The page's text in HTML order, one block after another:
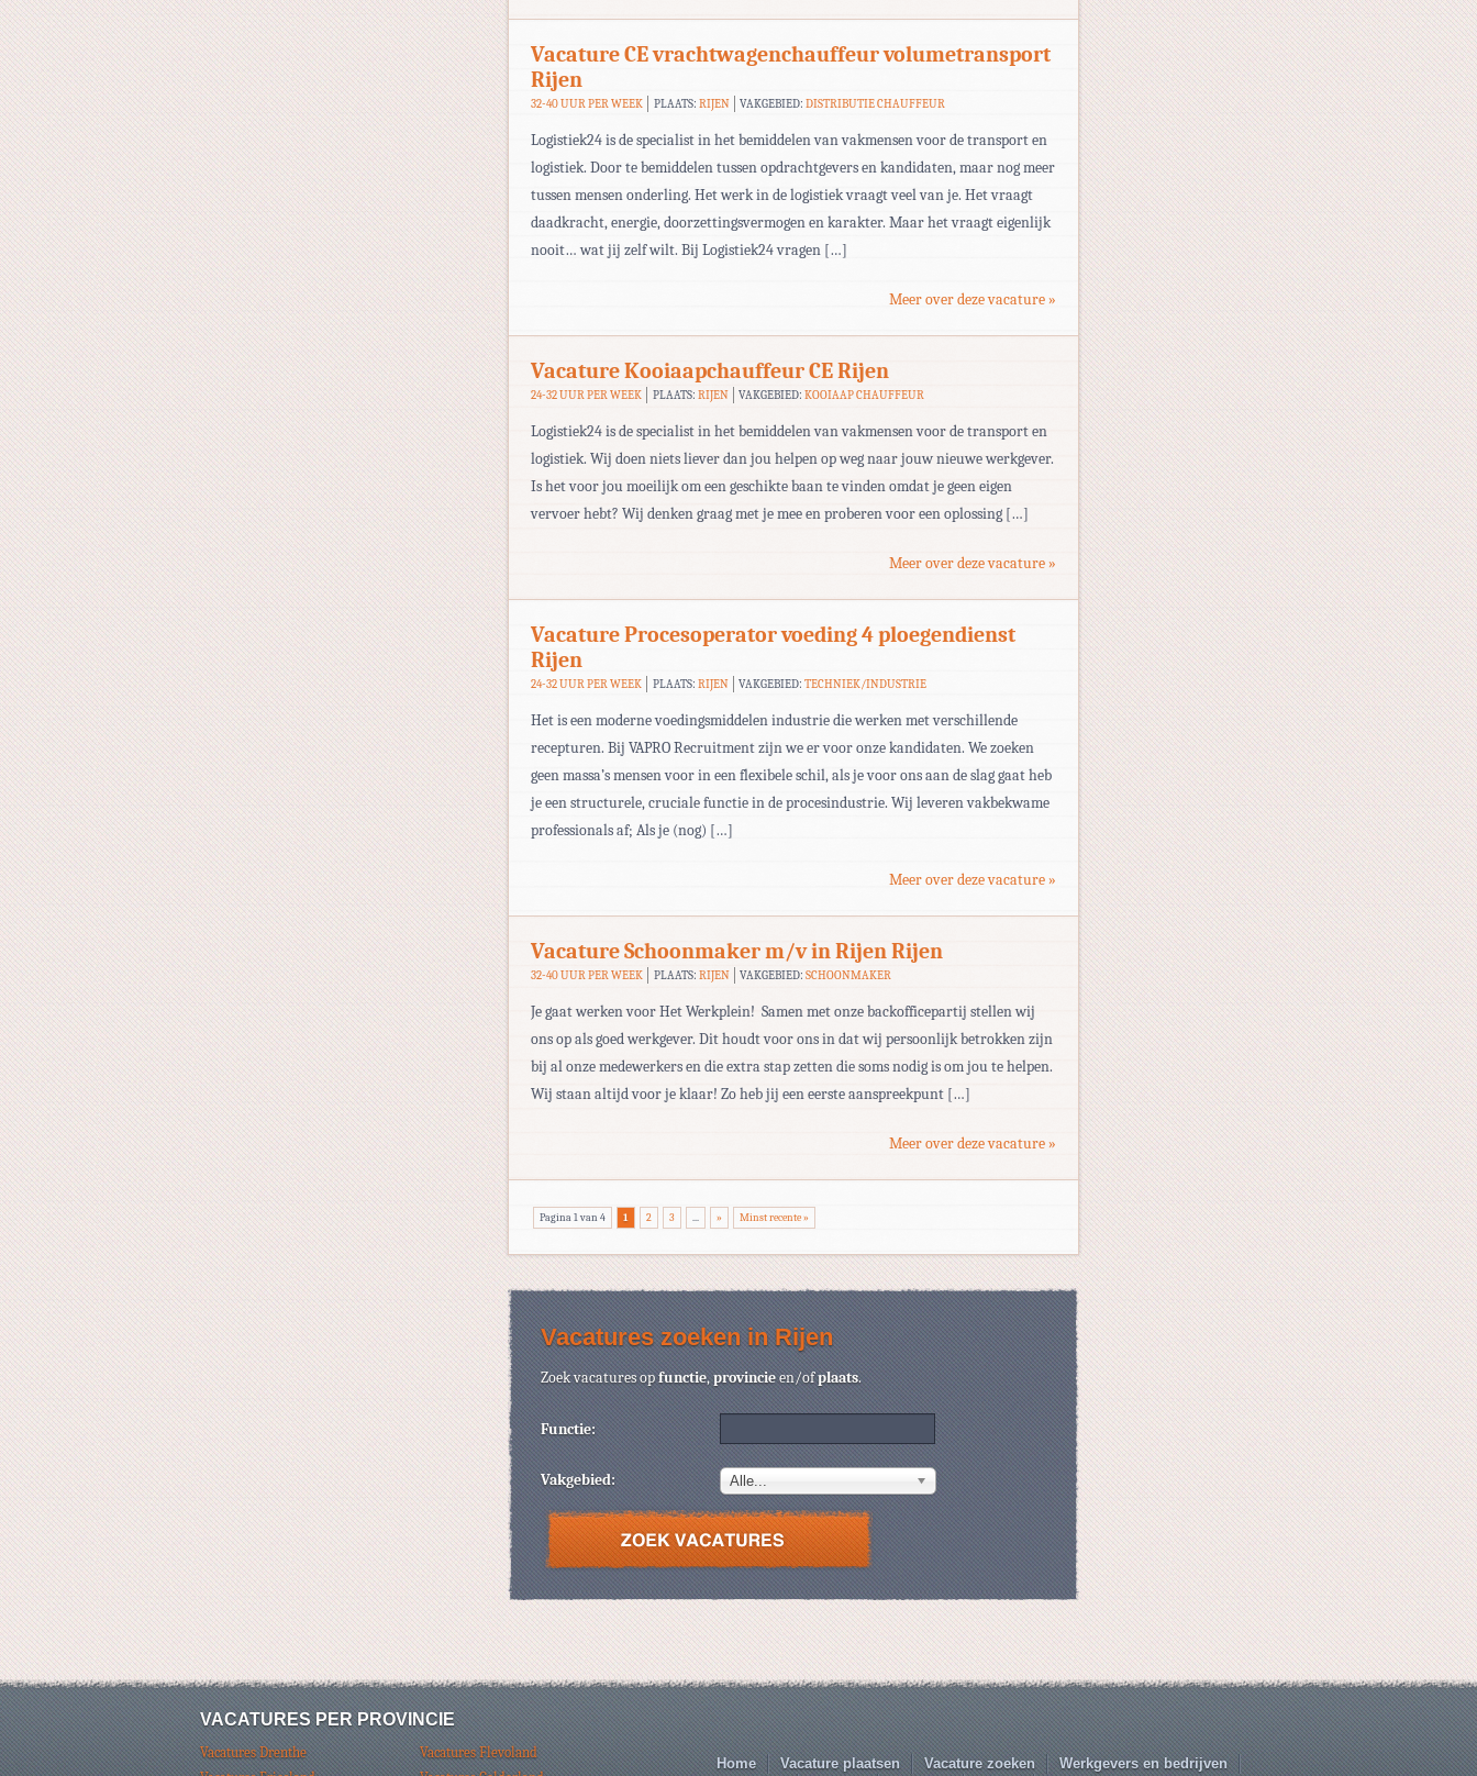
Vacature CE vrachtwagenchauffeur volumetransport
Rijen
32-40 UUR PER WEEK PLAATS: RIJEN VAKGEBIED:DISTRIBUTIE CHAUFFEUR
Logistiek24 is de specialist in het bemiddelen van vakmensen voor de transport en
logistiek. Door te bemiddelen tussen opdrachtgevers en kandidaten, maar nog meer
tussen mensen onderling. Het werk in de logistiek vraagt veel van je. Het vraagt
daadkracht, energie, doorzettingsvermogen en karakter. Maar het vraagt eigenlijk
nooit… wat jij zelf wilt. Bij Logistiek24 vragen […]
Meer over deze vacature »
Vacature Kooiaapchauffeur CE Rijen
24-32 UUR PER WEEK PLAATS: RIJEN VAKGEBIED:KOOIAAP CHAUFFEUR
Logistiek24 is de specialist in het bemiddelen van vakmensen voor de transport en
logistiek. Wij doen niets liever dan jou helpen op weg naar jouw nieuwe werkgever.
Is het voor jou moeilijk om een geschikte baan te vinden omdat je geen eigen
vervoer hebt? Wij denken graag met je mee en proberen voor een oplossing […]
Meer over deze vacature »
Vacature Procesoperator voeding 4 ploegendienst
Rijen
24-32 UUR PER WEEK PLAATS: RIJEN VAKGEBIED:TECHNIEK/INDUSTRIE
Het is een moderne voedingsmiddelen industrie die werken met verschillende
recepturen. Bij VAPRO Recruitment zijn we er voor onze kandidaten. We zoeken
geen massa’s mensen voor in een flexibele schil, als je voor ons aan de slag gaat heb
je een structurele, cruciale functie in de procesindustrie. Wij leveren vakbekwame
professionals af; Als je (nog) […]
Meer over deze vacature »
Vacature Schoonmaker m/v in Rijen Rijen
32-40 UUR PER WEEK PLAATS: RIJEN VAKGEBIED:SCHOONMAKER
Je gaat werken voor Het Werkplein! Samen met onze backofficepartij stellen wij
ons op als goed werkgever. Dit houdt voor ons in dat wij persoonlijk betrokken zijn
bij al onze medewerkers en die extra stap zetten die soms nodig is om jou te helpen.
Wij staan altijd voor je klaar! Zo heb jij een eerste aanspreekpunt […]
Meer over deze vacature »
Pagina 1 van 4 1 2 3 ... » Minst recente »
Vacatures zoeken in Rijen
Zoek vacatures opfunctie,provincieen/ofplaats.
Functie:
Vakgebied: Alle...
VACATURES PER PROVINCIE
Vacatures Drenthe
Vacatures Flevoland
Home Vacature plaatsen Vacature zoeken
Werkgevers en bedrijven